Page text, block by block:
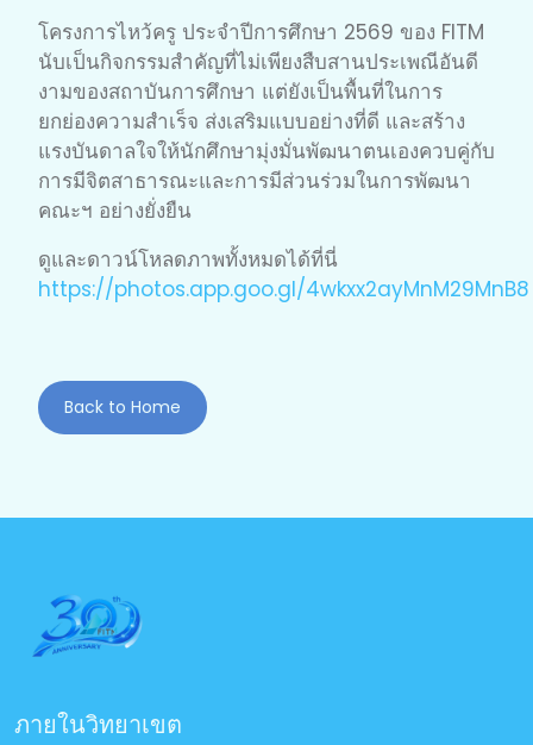
โครงการไหว้ครู ประจำปีการศึกษา 2569 ของ FITM
นับเป็นกิจกรรมสำคัญที่ไม่เพียงสืบสานประเพณีอันดี
งามของสถาบันการศึกษา แต่ยังเป็นพื้นที่ในการ
ยกย่องความสำเร็จ ส่งเสริมแบบอย่างที่ดี และสร้าง
แรงบันดาลใจให้นักศึกษามุ่งมั่นพัฒนาตนเองควบคู่กับ
การมีจิตสาธารณะและการมีส่วนร่วมในการพัฒนา
คณะฯ อย่างยั่งยืน
ดูและดาวน์โหลดภาพทั้งหมดได้ที่นี่
https://photos.app.goo.gl/4wkxx2ayMnM29MnB8
Back to Home
ภายในวิทยาเขต